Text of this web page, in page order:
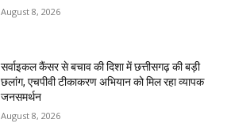
August 8, 2026
सर्वाइकल कैंसर से बचाव की दिशा में छत्तीसगढ़ की बड़ी
छलांग, एचपीवी टीकाकरण अभियान को मिल रहा व्यापक
जनसमर्थन
August 8, 2026